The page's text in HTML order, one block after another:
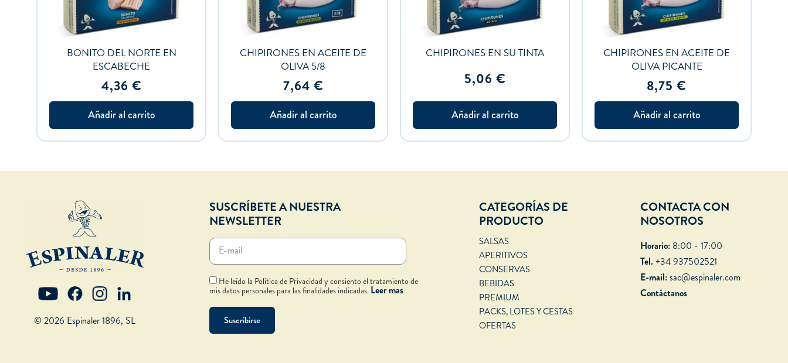
BONITO DEL NORTE EN
ESCABECHE
4,36 €
Añadir al carrito
CHIPIRONES EN ACEITE DE
OLIVA 5/8
7,64 €
Añadir al carrito
CHIPIRONES EN SU TINTA
5,06 €
Añadir al carrito
CHIPIRONES EN ACEITE DE
OLIVA PICANTE
8,75 €
Añadir al carrito
© 2026 Espinaler 1896, SL
SUSCRÍBETE A NUESTRA
NEWSLETTER
He leído la Política de Privacidad y consiento el tratamiento de
mis datos personales para las finalidades indicadas. Leer mas
CATEGORÍAS DE
PRODUCTO
SALSAS
APERITIVOS
CONSERVAS
BEBIDAS
PREMIUM
PACKS, LOTES Y CESTAS
OFERTAS
CONTACTA CON
NOSOTROS
Horario: 8:00 - 17:00
Tel. +34 937502521
E-mail:sac@espinaler.com
Contáctanos